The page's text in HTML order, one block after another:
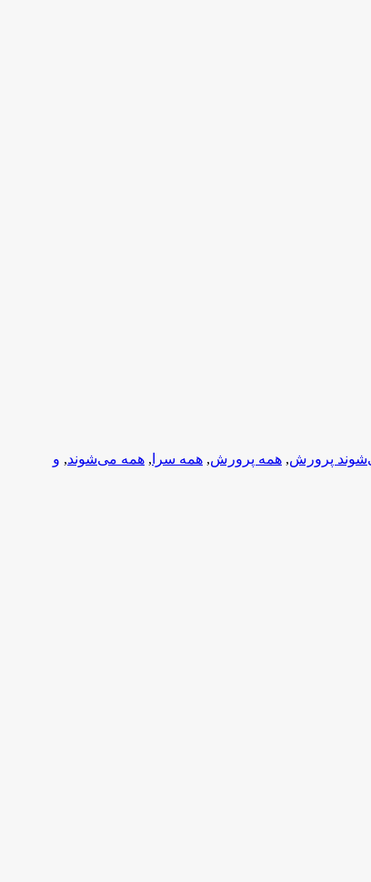
پرورش, همه پرورش, همه سرا , همه می‌شوند, و